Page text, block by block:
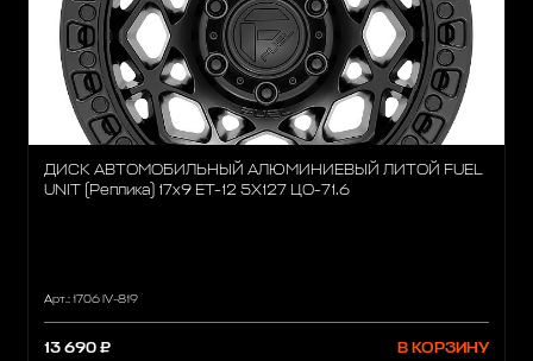
ДИСК АВТОМОБИЛЬНЫЙ АЛЮМИНИЕВЫЙ ЛИТОЙ FUEL
UNIT (Реплика) 17х9 ET-12 5X127 ЦО-71.6
Арт.: 1706 IV-819
13 690 ₽ В КОРЗИНУ